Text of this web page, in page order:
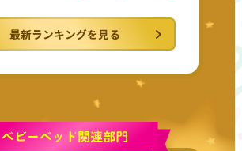
最新ランキングを見る